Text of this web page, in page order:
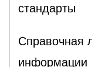
стандарты
Справочная
информации